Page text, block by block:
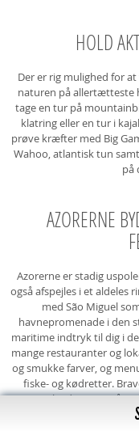
HOLD
Der er rig mulighed for
naturen på allertætteste
tage en tur på
klatring eller en tur i
prøve kræfter med Big
Wahoo, atlantisk tun
på
AZORERNE
Azorerne er stadig
også afspejles i et aldeles
med São Miguel
havnepromenade i den
maritime indtryk til dig i
mange restauranter og
og smukke farver, og
fiske- og kødretter.
Ponta Delgada, samt på
bedste surferstrand.